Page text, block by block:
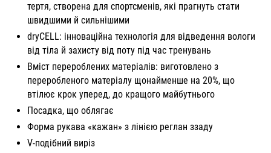
тертя, створена для спортсменів, які прагнуть стати
швидшими й сильнішими
dryCELL: інноваційна технологія для відведення вологи
від тіла й захисту від поту під час тренувань
Вміст перероблених матеріалів: виготовлено з
переробленого матеріалу щонайменше на 20%, що
втілює крок уперед, до кращого майбутнього
Посадка, що облягає
Форма рукава «кажан» з лінією реглан ззаду
V-подібний виріз